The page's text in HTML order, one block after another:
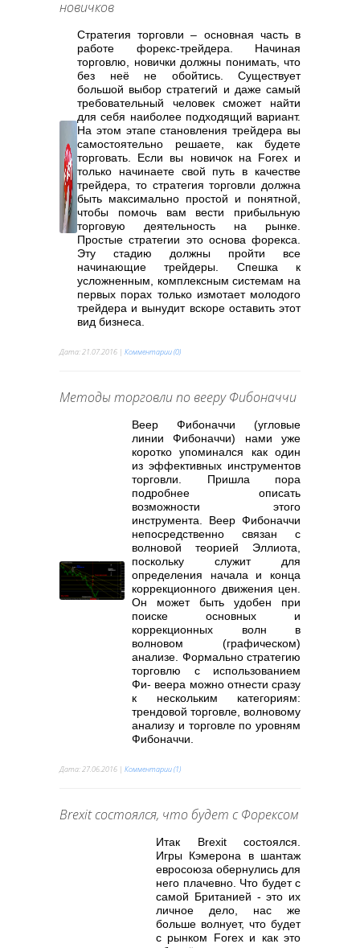
новичков
Стратегия торговли – основная часть в
работе форекс-трейдера. Начиная
торговлю, новички должны понимать, что
без неё не обойтись. Существует
большой выбор стратегий и даже самый
требовательный человек сможет найти
для себя наиболее подходящий вариант.
На этом этапе становления трейдера вы
самостоятельно решаете, как будете
торговать. Если вы новичок на Forex и
только начинаете свой путь в качестве
трейдера, то стратегия торговли должна
быть максимально простой и понятной,
чтобы помочь вам вести прибыльную
торговую деятельность на рынке.
Простые стратегии это основа форекса.
Эту стадию должны пройти все
начинающие трейдеры. Спешка к
усложненным, комплексным системам на
первых порах только измотает молодого
трейдера и вынудит вскоре оставить этот
вид бизнеса.
Дата:21.07.2016 | Комментарии (0)
Методы торговли по вееру Фибоначчи
Веер Фибоначчи (угловые
линии Фибоначчи) нами уже
коротко упоминался как один
из эффективных инструментов
торговли. Пришла пора
подробнее описать
возможности этого
инструмента. Веер Фибоначчи
непосредственно связан с
волновой теорией Эллиота,
поскольку служит для
определения начала и конца
коррекционного движения цен.
Он может быть удобен при
поиске основных и
коррекционных волн в
волновом (графическом)
анализе. Формально стратегию
торговлю с использованием
Фи- веера можно отнести сразу
к нескольким категориям:
трендовой торговле, волновому
анализу и торговле по уровням
Фибоначчи.
Дата:27.06.2016 | Комментарии (1)
Brexit состоялся, что будет с Форексом
Итак Brexit состоялся.
Игры Кэмерона в шантаж
евросоюза обернулись для
него плачевно. Что будет с
самой Британией - это их
личное дело, нас же
больше волнует, что будет
с рынком Forex и как это